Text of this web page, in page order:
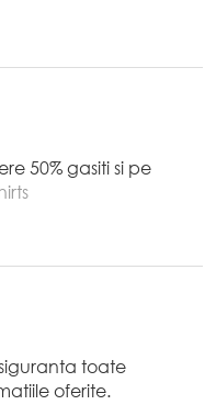
50% gasiti si pe
toate
oferite.